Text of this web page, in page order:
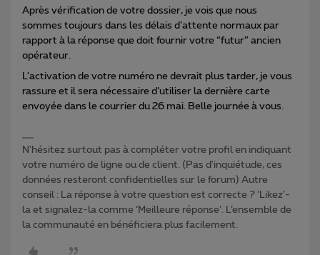
Après vérification de votre dossier, je vois que nous
sommes toujours dans les délais d’attente normaux par
rapport à la réponse que doit fournir votre “futur” ancien
opérateur.
L’activation de votre numéro ne devrait plus tarder, je vous
rassure et il sera nécessaire d’utiliser la dernière carte
envoyée dans le courrier du 26 mai. Belle journée à vous.
N'hésitez surtout pas à compléter votre profil en indiquant
votre numéro de ligne ou de client. (Pas d'inquiétude, ces
données resteront confidentielles sur le forum) Autre
conseil : La réponse à votre question est correcte ? ‘Likez’-
la et signalez-la comme ‘Meilleure réponse’. L’ensemble de
la communauté en bénéficiera plus facilement.